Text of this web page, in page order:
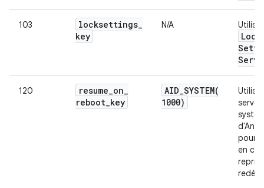
103 locksettings_
key
N/A Utilisé
Lock
120 resume_on_
reboot_key
AID_SYSTEM(
1000)
Utilisé
pour
en